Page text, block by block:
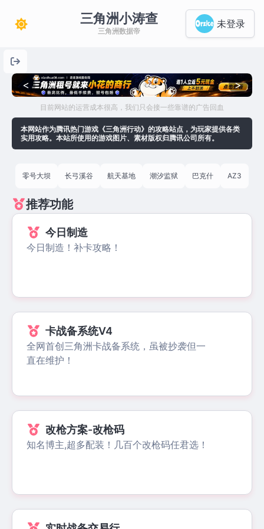
三角洲小涛查
三角洲数据帝
未登录
< >
目前网站的运营成本很高，我们只会接一些靠谱的广告回血
本网站作为腾讯热门游戏《三角洲行动》的攻略站点，为玩家提供各类
实用攻略。本站所使用的游戏图片、素材版权归腾讯公司所有。
零号大坝 长弓溪谷 航天基地 潮汐监狱 巴克什 AZ3
推荐功能
今日制造
今日制造！补卡攻略！
卡战备系统V4
全网首创三角洲卡战备系统，虽被抄袭但一
直在维护！
改枪方案-改枪码
知名博主,超多配装！几百个改枪码任君选！